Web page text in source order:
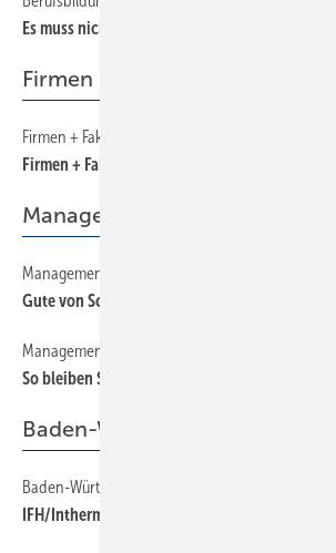
Es muss nicht immer nur am Lehrling liegen
Firmen + Fakten
Firmen + Fakten
Firmen + Fakten
Management
Management
Gute von Schlechten trennen
Management
So bleiben Sie flüssig
Baden-Württemberg
Baden-Württemberg
IFH/Intherm | Fachforen auf der IFH in Nürnberg